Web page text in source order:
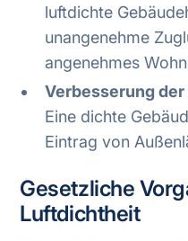
luftdichte
unangenehme
angenehmes
Verbesserung
Eine dichte
Eintrag von
Gesetzliche
Luftdichtheit